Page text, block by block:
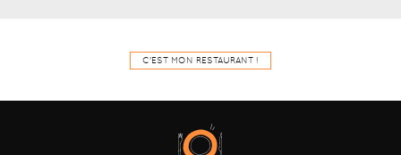
C'EST MON RESTAURANT !